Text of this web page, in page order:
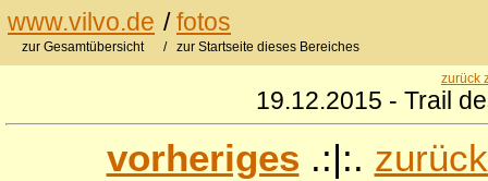
www.vilvo.de /fotos
zur Gesamtübersicht / zur Startseite dieses Bereiches
zurück
19.12.2015 - Trail
vorheriges .:|:.